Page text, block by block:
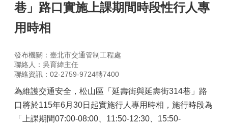
巷」路口實施上課期間時段性行人專
用時相
發布機關：臺北市交通管制工程處
聯絡人：吳育緯主任
聯絡資訊：02-2759-9724轉7400
為維護交通安全，松山區「延壽街與延壽街314巷」路
口將於115年6月30日起實施行人專用時相，施行時段為
「上課期間07:00-08:00、11:50-12:30、15:50-